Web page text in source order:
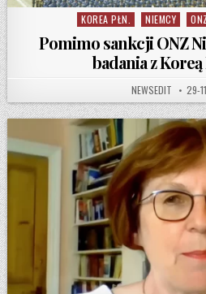
Posted in
KOREA PŁN. NIEMCY
Pomimo sankcji ONZ
badania z Koreą
AUTHOR:
NEWSEDIT 29-